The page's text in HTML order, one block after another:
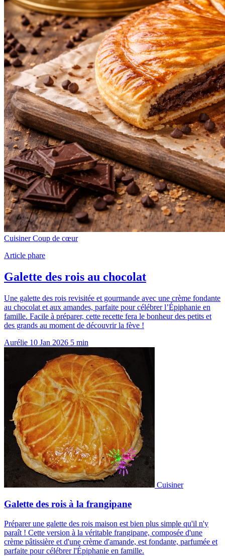
Cuisiner Coup de cœur
Article phare
Galette des rois au chocolat
Une galette des rois revisitée et gourmande avec une crème fondante
au chocolat et aux amandes, parfaite pour célébrer l’Épiphanie en
famille. Facile à préparer, cette recette fera le bonheur des petits et
des grands au moment de découvrir la fève !
Aurélie 10 Jan 2026 5 min
Cuisiner
Galette des rois à la frangipane
Préparer une galette des rois maison est bien plus simple qu'il n'y
paraît ! Cette version à la véritable frangipane, composée d'une
crème pâtissière et d'une crème d'amande, est fondante, parfumée et
parfaite pour célébrer l'Épiphanie en famille.